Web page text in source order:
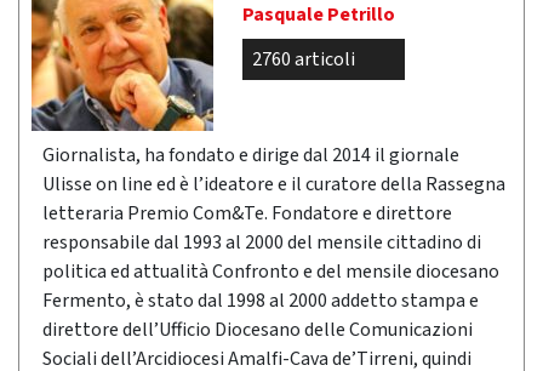
Pasquale Petrillo
2760 articoli
Giornalista, ha fondato e dirige dal 2014 il giornale
Ulisse on line ed è l’ideatore e il curatore della Rassegna
letteraria Premio Com&Te. Fondatore e direttore
responsabile dal 1993 al 2000 del mensile cittadino di
politica ed attualità Confronto e del mensile diocesano
Fermento, è stato dal 1998 al 2000 addetto stampa e
direttore dell’Ufficio Diocesano delle Comunicazioni
Sociali dell’Arcidiocesi Amalfi-Cava de’Tirreni, quindi